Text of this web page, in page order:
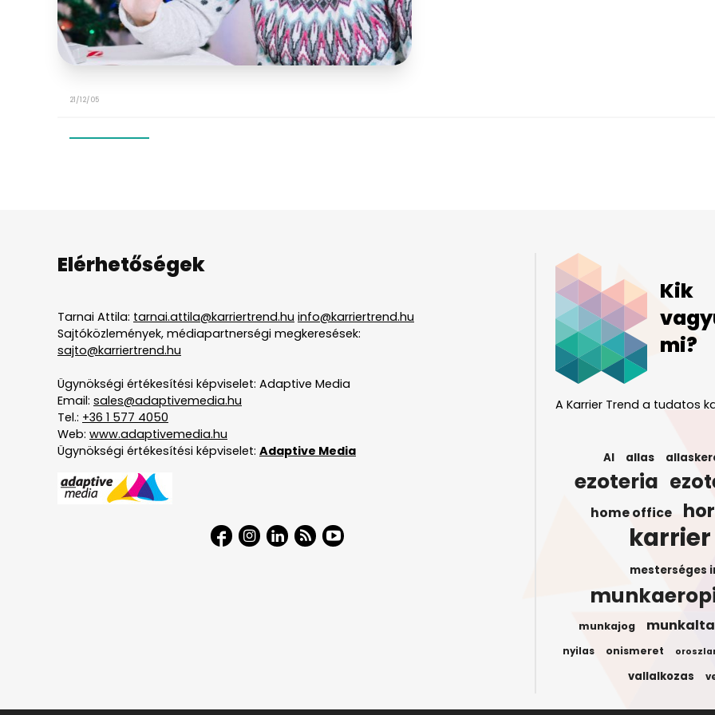
21/12/05
Elérhetőségek
Tarnai Attila: tarnai.attila@karriertrend.hu info@karriertrend.hu
Sajtóközlemények, médiapartnerségi megkeresések:
sajto@karriertrend.hu
Ügynökségi értékesítési képviselet: Adaptive Media
Email: sales@adaptivemedia.hu
Tel.: +36 1 577 4050
Web: www.adaptivemedia.hu
Ügynökségi értékesítési képviselet: Adaptive Media
Kik
mi?
A Karrier Trend a tudatos
AI allas
ezoteria
home office
karrier
mesterséges
munkajog
nyilas onismeret
vallalkozas